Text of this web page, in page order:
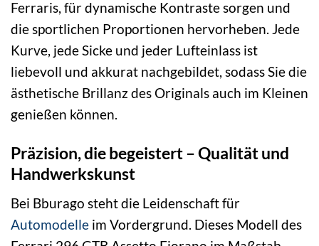
Ferraris, für dynamische Kontraste sorgen und
die sportlichen Proportionen hervorheben. Jede
Kurve, jede Sicke und jeder Lufteinlass ist
liebevoll und akkurat nachgebildet, sodass Sie die
ästhetische Brillanz des Originals auch im Kleinen
genießen können.
Präzision, die begeistert – Qualität und
Handwerkskunst
Bei Bburago steht die Leidenschaft für
Automodelle im Vordergrund. Dieses Modell des